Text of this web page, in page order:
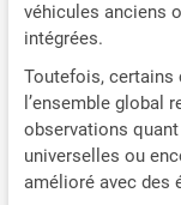
véhicules anciens
intégrées.
Toutefois, certains
l’ensemble global
observations
universelles ou
amélioré avec des